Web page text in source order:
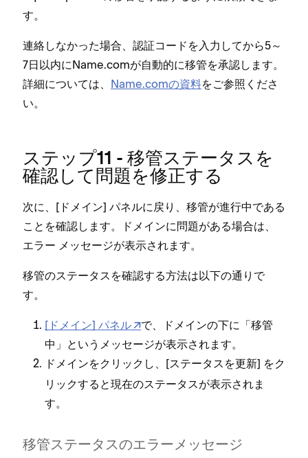
す⁠。
連絡しなか⁠った場合⁠、認証コ⁠ードを入力してから5～
7日以内にName⁠.comが自動的に移管を承認します⁠。
詳細については⁠、 Name⁠.comの資料をご参照くださ
い⁠。
ステ⁠ップ11 - 移管ステ⁠ータスを
確認して問題を修正する
次に⁠、[⁠ドメイン⁠] パネルに戻り⁠、移管が進行中である
ことを確認します⁠。ドメインに問題がある場合は⁠、
エラ⁠ー メ⁠ッセ⁠ージが表示されます⁠。
移管のステ⁠ータスを確認する方法は以下の通りで
す⁠。
[⁠ドメイン⁠] パネル
で⁠、ドメインの下に「⁠移管
中⁠」というメ⁠ッセ⁠ージが表示されます⁠。
ドメインをクリ⁠ックし⁠、[⁠ステ⁠ータスを更新⁠] をク
リ⁠ックすると現在のステ⁠ータスが表示されま
す⁠。
移管ステ⁠ータスのエラ⁠ーメ⁠ッセ⁠ージ